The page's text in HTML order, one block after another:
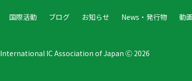
国際活動 ブログ お知らせ News・発行物 動
International IC Association of Japan Ⓒ 2026